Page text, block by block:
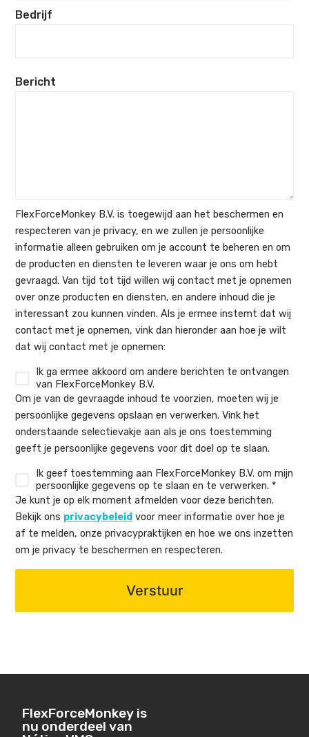
Bedrijf
Bericht
FlexForceMonkey B.V. is toegewijd aan het beschermen en
respecteren van je privacy, en we zullen je persoonlijke
informatie alleen gebruiken om je account te beheren en om
de producten en diensten te leveren waar je ons om hebt
gevraagd. Van tijd tot tijd willen wij contact met je opnemen
over onze producten en diensten, en andere inhoud die je
interessant zou kunnen vinden. Als je ermee instemt dat wij
contact met je opnemen, vink dan hieronder aan hoe je wilt
dat wij contact met je opnemen:
Ik ga ermee akkoord om andere berichten te ontvangen
van FlexForceMonkey B.V.
Om je van de gevraagde inhoud te voorzien, moeten wij je
persoonlijke gegevens opslaan en verwerken. Vink het
onderstaande selectievakje aan als je ons toestemming
geeft je persoonlijke gegevens voor dit doel op te slaan.
Ik geef toestemming aan FlexForceMonkey B.V. om mijn
persoonlijke gegevens op te slaan en te verwerken. *
Je kunt je op elk moment afmelden voor deze berichten.
Bekijk ons privacybeleid voor meer informatie over hoe je
af te melden, onze privacypraktijken en hoe we ons inzetten
om je privacy te beschermen en respecteren.
FlexForceMonkey is
nu onderdeel van